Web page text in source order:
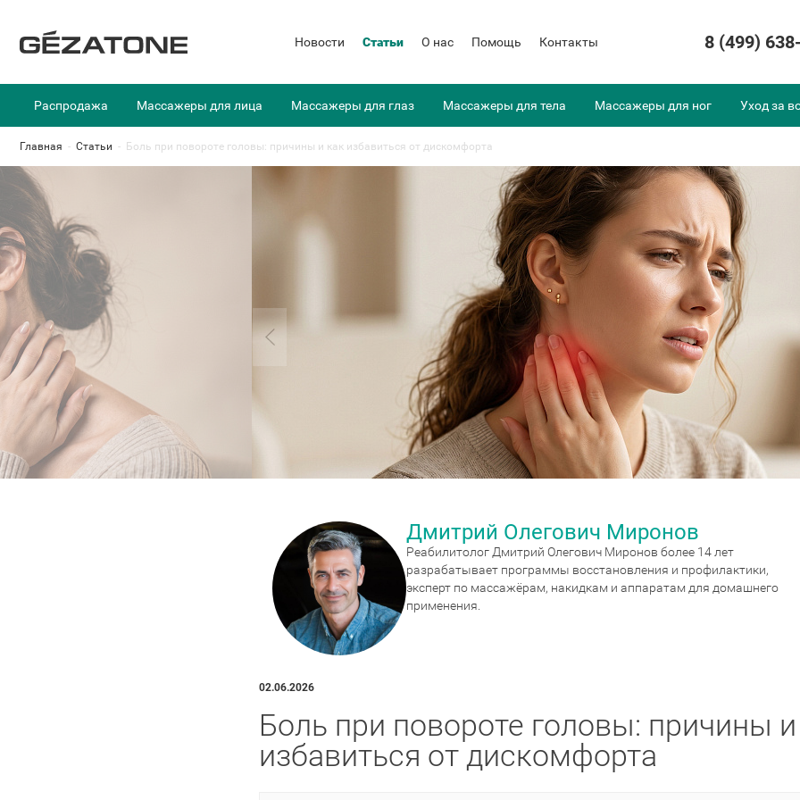
Новости Статьи О нас Помощь Контакты 8 (499)
Распродажа Массажеры для лица Массажеры для глаз Массажеры для тела Массажеры для ног Уход за
Главная - Статьи - Боль при повороте головы: причины и как избавиться от дискомфорта
Дмитрий Олегович Миронов
Реабилитолог Дмитрий Олегович Миронов более 14 лет
разрабатывает программы восстановления и профилактики,
эксперт по массажёрам, накидкам и аппаратам для домашнего
применения.
02.06.2026
Боль при повороте головы: причины
избавиться от дискомфорта